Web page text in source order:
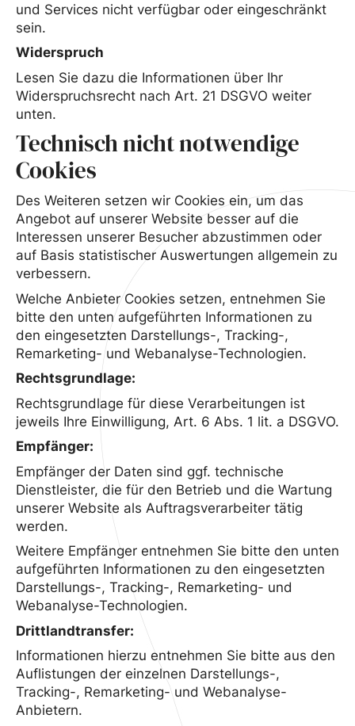
und Services nicht verfügbar oder eingeschränkt
sein.
Widerspruch
Lesen Sie dazu die Informationen über Ihr
Widerspruchsrecht nach Art. 21 DSGVO weiter
unten.
Technisch nicht notwendige
Cookies
Des Weiteren setzen wir Cookies ein, um das
Angebot auf unserer Website besser auf die
Interessen unserer Besucher abzustimmen oder
auf Basis statistischer Auswertungen allgemein zu
verbessern.
Welche Anbieter Cookies setzen, entnehmen Sie
bitte den unten aufgeführten Informationen zu
den eingesetzten Darstellungs-, Tracking-,
Remarketing- und Webanalyse-Technologien.
Rechtsgrundlage:
Rechtsgrundlage für diese Verarbeitungen ist
jeweils Ihre Einwilligung, Art. 6 Abs. 1 lit. a DSGVO.
Empfänger:
Empfänger der Daten sind ggf. technische
Dienstleister, die für den Betrieb und die Wartung
unserer Website als Auftragsverarbeiter tätig
werden.
Weitere Empfänger entnehmen Sie bitte den unten
aufgeführten Informationen zu den eingesetzten
Darstellungs-, Tracking-, Remarketing- und
Webanalyse-Technologien.
Drittlandtransfer:
Informationen hierzu entnehmen Sie bitte aus den
Auflistungen der einzelnen Darstellungs-,
Tracking-, Remarketing- und Webanalyse-
Anbietern.